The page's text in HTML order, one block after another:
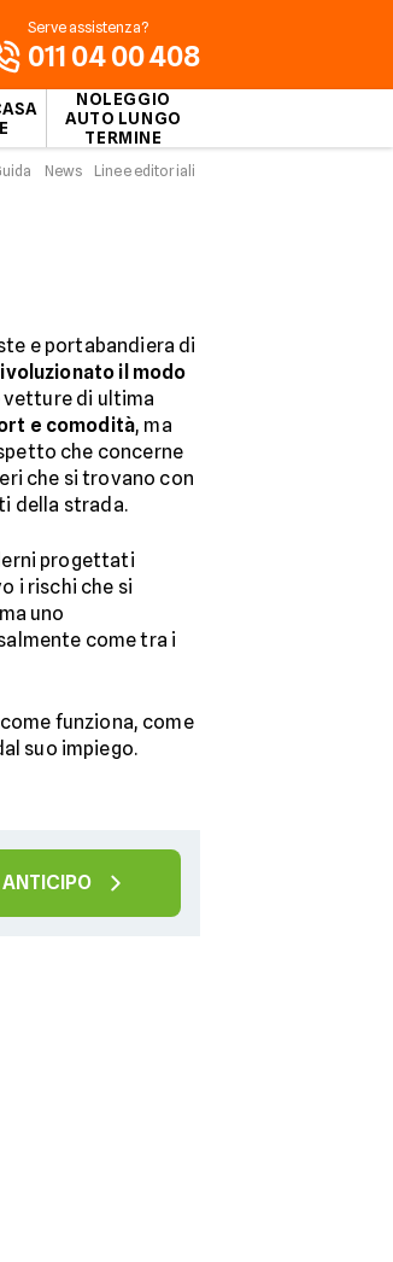
NOLEGGIO
AUTO LUNGO
TERMINE
Serve assistenza?
011 04 00 408
News Linee editoriali
e portabandiera di
il modo
vetture di ultima
e comodità, ma
che concerne
che si trovano con
della strada.
progettati
i rischi che si
uno
come tra i
funziona, come
suo impiego.